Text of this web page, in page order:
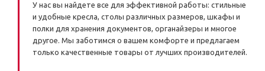
У нас вы найдете все для эффективной работы: стильные
и удобные кресла, столы различных размеров, шкафы и
полки для хранения документов, органайзеры и многое
другое. Мы заботимся о вашем комфорте и предлагаем
только качественные товары от лучших производителей.